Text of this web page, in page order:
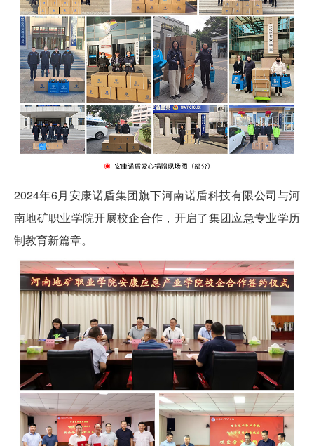
2024年6月安康诺盾集团旗下河南诺盾科技有限公司与河
南地矿职业学院开展校企合作，开启了集团应急专业学历
制教育新篇章。